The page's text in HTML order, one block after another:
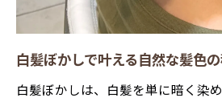
白髪ぼかしのデメリッ
白髪ぼかしで失敗しない
法
白髪ぼかしで叶える自然な髪色
白髪ぼかしは、白髪を単に暗く染